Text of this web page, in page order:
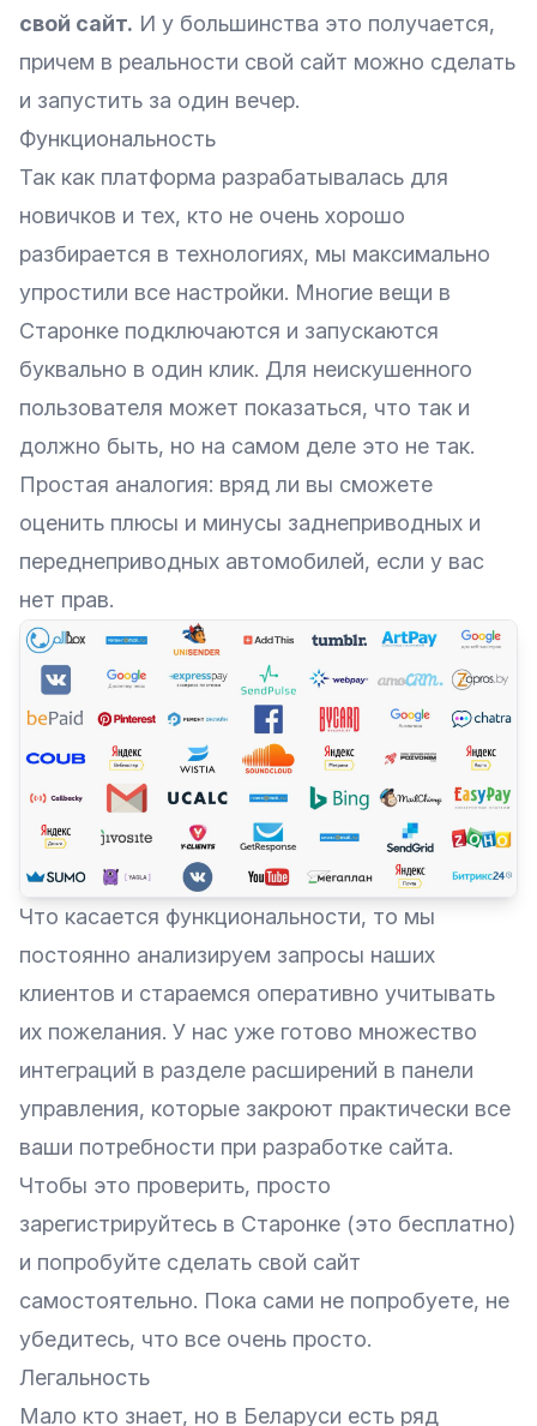
свой сайт. И у большинства это получается,
причем в реальности свой сайт можно сделать
и запустить за один вечер.
Функциональность
Так как платформа разрабатывалась для
новичков и тех, кто не очень хорошо
разбирается в технологиях, мы максимально
упростили все настройки. Многие вещи в
Старонке подключаются и запускаются
буквально в один клик. Для неискушенного
пользователя может показаться, что так и
должно быть, но на самом деле это не так.
Простая аналогия: вряд ли вы сможете
оценить плюсы и минусы заднеприводных и
переднеприводных автомобилей, если у вас
нет прав.
Что касается функциональности, то мы
постоянно анализируем запросы наших
клиентов и стараемся оперативно учитывать
их пожелания. У нас уже готово множество
интеграций в разделе расширений в панели
управления, которые закроют практически все
ваши потребности при разработке сайта.
Чтобы это проверить, просто
зарегистрируйтесь в Старонке (это бесплатно)
и попробуйте сделать свой сайт
самостоятельно. Пока сами не попробуете, не
убедитесь, что все очень просто.
Легальность
Мало кто знает, но в Беларуси есть ряд